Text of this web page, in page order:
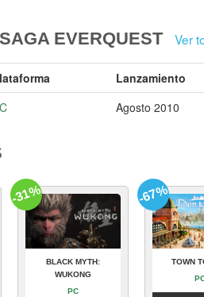
EVERQUEST Ver
Lanzamiento
Agosto 2010
BLACK MYTH:
WUKONG
PC
-31%
TOWN
-67%